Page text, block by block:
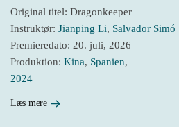
Original titel: Dragonkeeper
Instruktør: Jianping Li, Salvador Simó
Premieredato: 20. juli, 2026
Produktion: Kina, Spanien,
2024
Læs mere